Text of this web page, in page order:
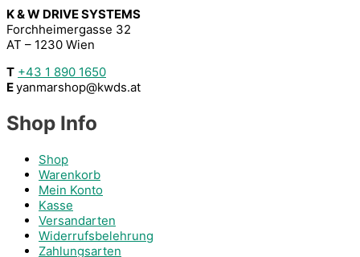
K & W DRIVE SYSTEMS
Forchheimergasse 32
AT – 1230 Wien
T +43 1 890 1650
Eyanmarshop@kwds.at
Shop Info
Shop
Warenkorb
Mein Konto
Kasse
Versandarten
Widerrufsbelehrung
Zahlungsarten